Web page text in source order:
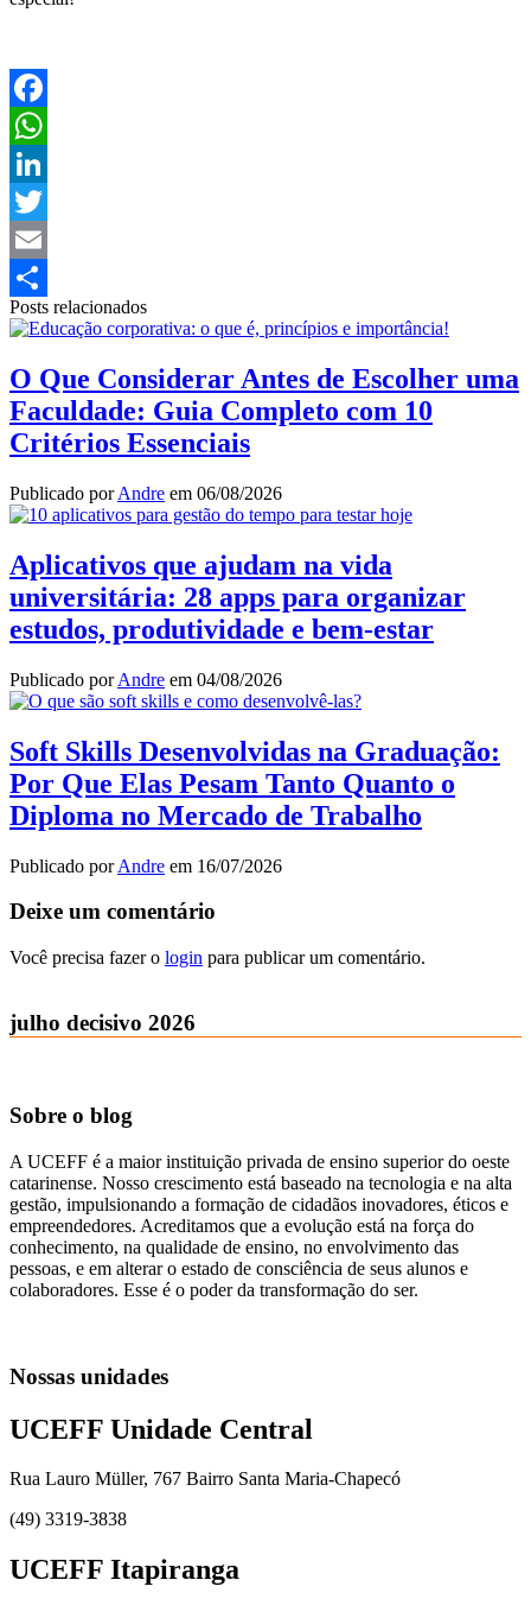
Facebook
WhatsApp
LinkedIn
Twitter
Email
Share
Posts relacionados
O Que Considerar Antes de Escolher uma
Faculdade: Guia Completo com 10
Critérios Essenciais
Publicado porAndre em 06/08/2026
Aplicativos que ajudam na vida
universitária: 28 apps para organizar
estudos, produtividade e bem-estar
Publicado porAndre em 04/08/2026
Soft Skills Desenvolvidas na Graduação:
Por Que Elas Pesam Tanto Quanto o
Diploma no Mercado de Trabalho
Publicado porAndre em 16/07/2026
Deixe um comentário
Você precisa fazer o login para publicar um comentário.
julho decisivo 2026
Sobre o blog
A UCEFF é a maior instituição privada de ensino superior do oeste
catarinense. Nosso crescimento está baseado na tecnologia e na alta
gestão, impulsionando a formação de cidadãos inovadores, éticos e
empreendedores. Acreditamos que a evolução está na força do
conhecimento, na qualidade de ensino, no envolvimento das
pessoas, e em alterar o estado de consciência de seus alunos e
colaboradores. Esse é o poder da transformação do ser.
Nossas unidades
UCEFF Unidade Central
Rua Lauro Müller, 767 Bairro Santa Maria-Chapecó
(49) 3319-3838
UCEFF Itapiranga